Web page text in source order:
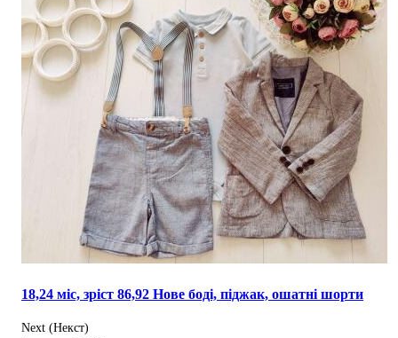
18,24 міс, зріст 86,92 Нове боді, піджак, ошатні шорти
Next (Некст)